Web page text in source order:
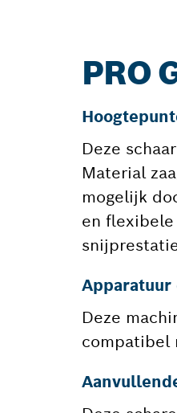
PRO
Deze
Material
mogelijk
en
Apparatuur
Deze
compatibel